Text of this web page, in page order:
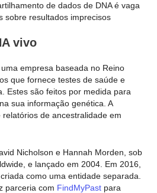
de dados de DNA é vaga
sobre resultados imprecisos
vivo
empresa baseada no Reino
que fornece testes de saúde e
Estes são feitos por medida para
sua informação genética. A
de ancestralidade em
Nicholson e Hannah Morden, sob
e lançado em 2004. Em 2016,
como uma entidade separada.
parceria com FindMyPast para